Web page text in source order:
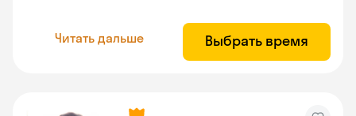
Читать дальше Выбрать время